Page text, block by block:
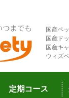
国産ペ
国産ド
国産キ
ウィズ
定期コース